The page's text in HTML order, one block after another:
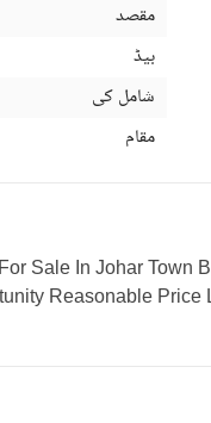
مقصد
بیڈ
شامل کی
مقام
Sale In Johar Town
Reasonable